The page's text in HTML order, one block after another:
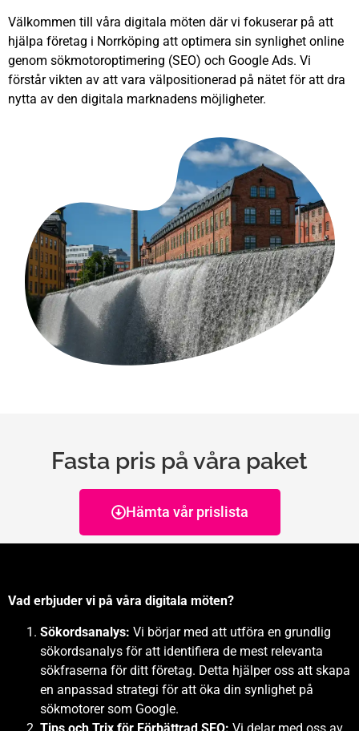
Välkommen till våra digitala möten där vi fokuserar på att
hjälpa företag i Norrköping att optimera sin synlighet online
genom sökmotoroptimering (SEO) och Google Ads. Vi
förstår vikten av att vara välpositionerad på nätet för att dra
nytta av den digitala marknadens möjligheter.
Fasta pris på våra paket
Hämta vår prislista
Vad erbjuder vi på våra digitala möten?
Sökordsanalys: Vi börjar med att utföra en grundlig
sökordsanalys för att identifiera de mest relevanta
sökfraserna för ditt företag. Detta hjälper oss att skapa
en anpassad strategi för att öka din synlighet på
sökmotorer som Google.
Tips och Trix för Förbättrad SEO: Vi delar med oss av